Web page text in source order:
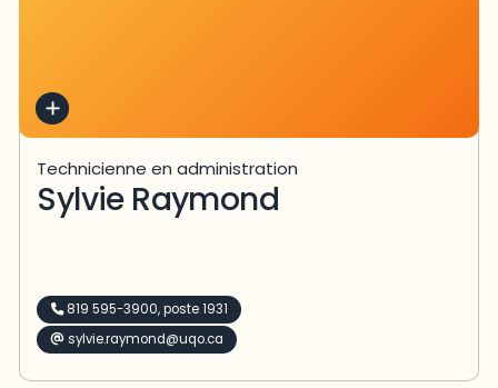
Technicienne en administration
Sylvie Raymond
819 595-3900, poste 1931
sylvie.raymond@uqo.ca